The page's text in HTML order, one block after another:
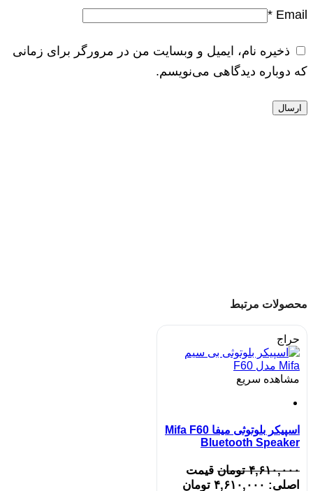
Email
*
ذخیره نام، ایمیل و وبسایت من در مرورگر برای زمانی
که دوباره دیدگاهی می‌نویسم.
محصولات مرتبط
حراج
مشاهده سریع
اسپیکر بلوتوثی میفا Mifa F60
Bluetooth Speaker
۴,۶۱۰,۰۰۰ تومان قیمت
اصلی: ۴,۶۱۰,۰۰۰ تومان